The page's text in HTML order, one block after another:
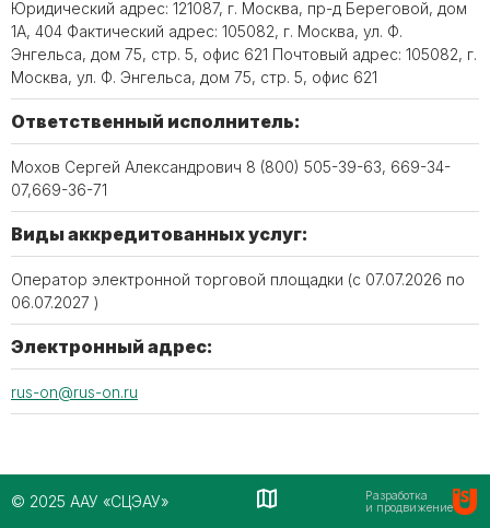
Юридический адрес: 121087, г. Москва, пр-д Береговой, дом
1А, 404 Фактический адрес: 105082, г. Москва, ул. Ф.
Энгельса, дом 75, стр. 5, офис 621 Почтовый адрес: 105082, г.
Москва, ул. Ф. Энгельса, дом 75, стр. 5, офис 621
Ответственный исполнитель:
Мохов Сергей Александрович 8 (800) 505-39-63, 669-34-
07,669-36-71
Виды аккредитованных услуг:
Оператор электронной торговой площадки (c 07.07.2026 по
06.07.2027 )
Электронный адрес:
rus-on@rus-on.ru
© 2025 ААУ «СЦЭАУ»
Разработка
и продвижение